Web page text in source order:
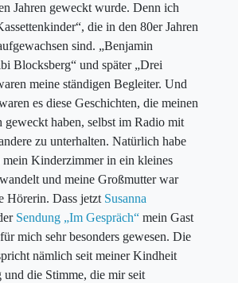
Jahren geweckt wurde. Denn ich
die in den 80er Jahren
sind. „Benjamin
Blocksberg“ und später „Drei
meine ständigen Begleiter. Und
es diese Geschichten, die meinen
geweckt haben, selbst im Radio mit
zu unterhalten. Natürlich habe
mein Kinderzimmer in ein kleines
und meine Großmutter war
Hörerin. Dass jetzt Susanna
Sendung „Im Gespräch“ mein Gast
mich sehr besonders gewesen. Die
nämlich seit meiner Kindheit
die Stimme, die mir seit